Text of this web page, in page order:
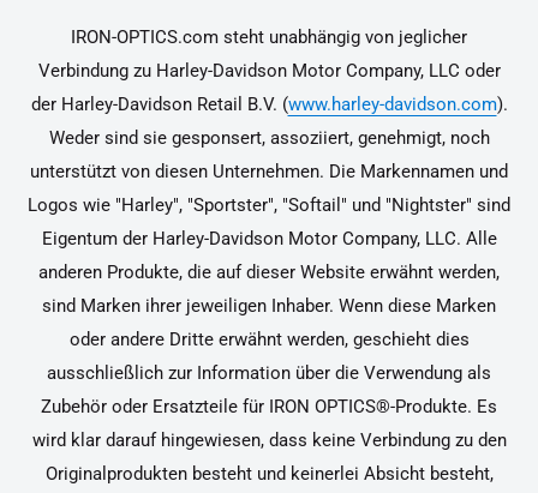
IRON-OPTICS.com steht unabhängig von jeglicher
Verbindung zu Harley-Davidson Motor Company, LLC oder
der Harley-Davidson Retail B.V. (www.harley-davidson.com).
Weder sind sie gesponsert, assoziiert, genehmigt, noch
unterstützt von diesen Unternehmen. Die Markennamen und
Logos wie "Harley", "Sportster", "Softail" und "Nightster" sind
Eigentum der Harley-Davidson Motor Company, LLC. Alle
anderen Produkte, die auf dieser Website erwähnt werden,
sind Marken ihrer jeweiligen Inhaber. Wenn diese Marken
oder andere Dritte erwähnt werden, geschieht dies
ausschließlich zur Information über die Verwendung als
Zubehör oder Ersatzteile für IRON OPTICS®-Produkte. Es
wird klar darauf hingewiesen, dass keine Verbindung zu den
Originalprodukten besteht und keinerlei Absicht besteht,